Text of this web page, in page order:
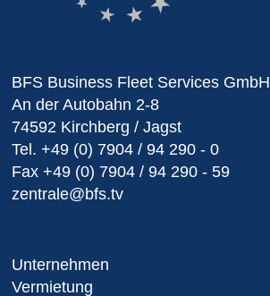
BFS Business Fleet Services GmbH
An der Autobahn 2-8
74592 Kirchberg / Jagst
Tel. +49 (0) 7904 / 94 290 - 0
Fax +49 (0) 7904 / 94 290 - 59
zentrale@bfs.tv
Unternehmen
Vermietung